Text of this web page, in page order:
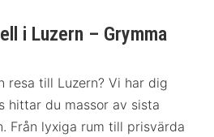
i Luzern – Grymma
resa till Luzern? Vi har dig
hittar du massor av sista
Från lyxiga rum till prisvärda